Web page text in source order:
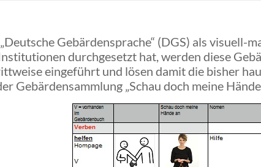
Gebärdensprache“ (DGS) als visuell-
durchgesetzt hat, werden diese
eingeführt und lösen damit die bisher
Gebärdensammlung „Schau doch meine